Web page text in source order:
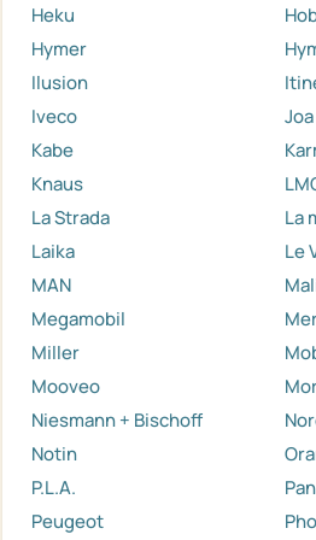
Heku
Hymer
Ilusion
Iveco
Kabe
Knaus
La Strada
La
Laika
Le
MAN
Megamobil
Miller
Mooveo
Niesmann + Bischoff
Notin
P.L.A.
Peugeot